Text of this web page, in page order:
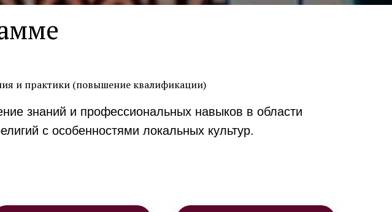
и практики (повышение квалификации)
знаний и профессиональных навыков в области
с особенностями локальных культур.